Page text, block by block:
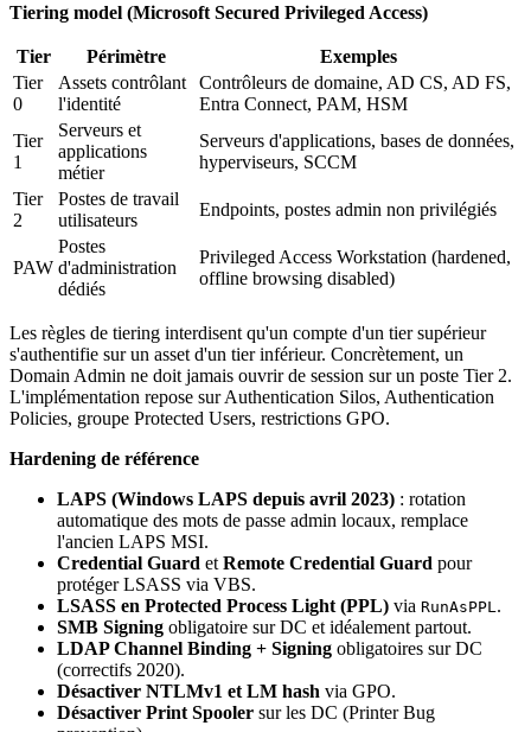
Tiering model (Microsoft Secured Privileged Access)
Tier Périmètre
Exemples
Tier
0
Assets contrôlant
l'identité
Contrôleurs de domaine, AD CS, AD FS,
Entra Connect, PAM, HSM
Tier
1
Serveurs et
applications
métier
Serveurs d'applications, bases de données,
hyperviseurs, SCCM
Tier
2
Postes de travail
utilisateurs
Endpoints, postes admin non privilégiés
PAW
Postes
d'administration
dédiés
Privileged Access Workstation (hardened,
offline browsing disabled)
Les règles de tiering interdisent qu'un compte d'un tier supérieur
s'authentifie sur un asset d'un tier inférieur. Concrètement, un
Domain Admin ne doit jamais ouvrir de session sur un poste Tier 2.
L'implémentation repose sur Authentication Silos, Authentication
Policies, groupe Protected Users, restrictions GPO.
Hardening de référence
LAPS (Windows LAPS depuis avril 2023) : rotation
automatique des mots de passe admin locaux, remplace
l'ancien LAPS MSI.
Credential Guard et Remote Credential Guard pour
protéger LSASS via VBS.
LSASS en Protected Process Light (PPL) via RunAsPPL .
SMB Signing obligatoire sur DC et idéalement partout.
LDAP Channel Binding + Signing obligatoires sur DC
(correctifs 2020).
Désactiver NTLMv1 et LM hash via GPO.
Désactiver Print Spooler sur les DC (Printer Bug